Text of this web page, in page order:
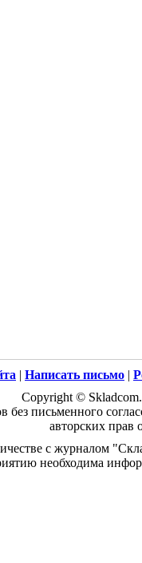
| Написать письмо |
Copyright ©
без письменного
авторских прав
с журналом
необходима